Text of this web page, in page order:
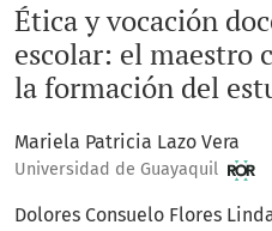
Ética y vocación
escolar: el maestro
la formación del
Mariela Patricia Lazo Vera
Universidad de Guayaquil
Dolores Consuelo Flores